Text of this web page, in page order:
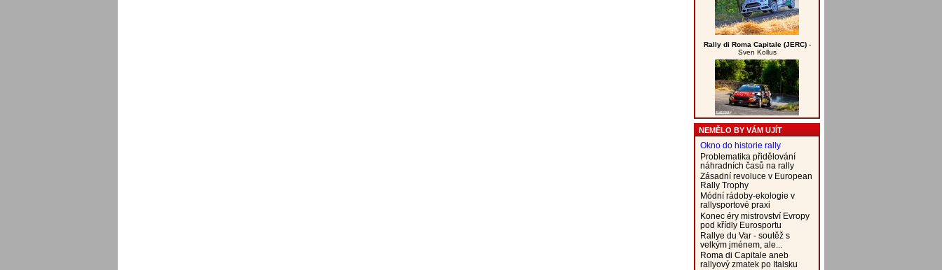
Rally di Roma Capitale (JERC)-
Sven Kollus
NEMĚLO BY VÁM UJÍT
Okno do historie rally
Problematika přidělování
náhradních časů na rally
Zásadní revoluce v European
Rally Trophy
Módní rádoby-ekologie v
rallysportové praxi
Konec éry mistrovství Evropy
pod křídly Eurosportu
Rallye du Var - soutěž s
velkým jménem, ale...
Roma di Capitale aneb
rallyový zmatek po Italsku